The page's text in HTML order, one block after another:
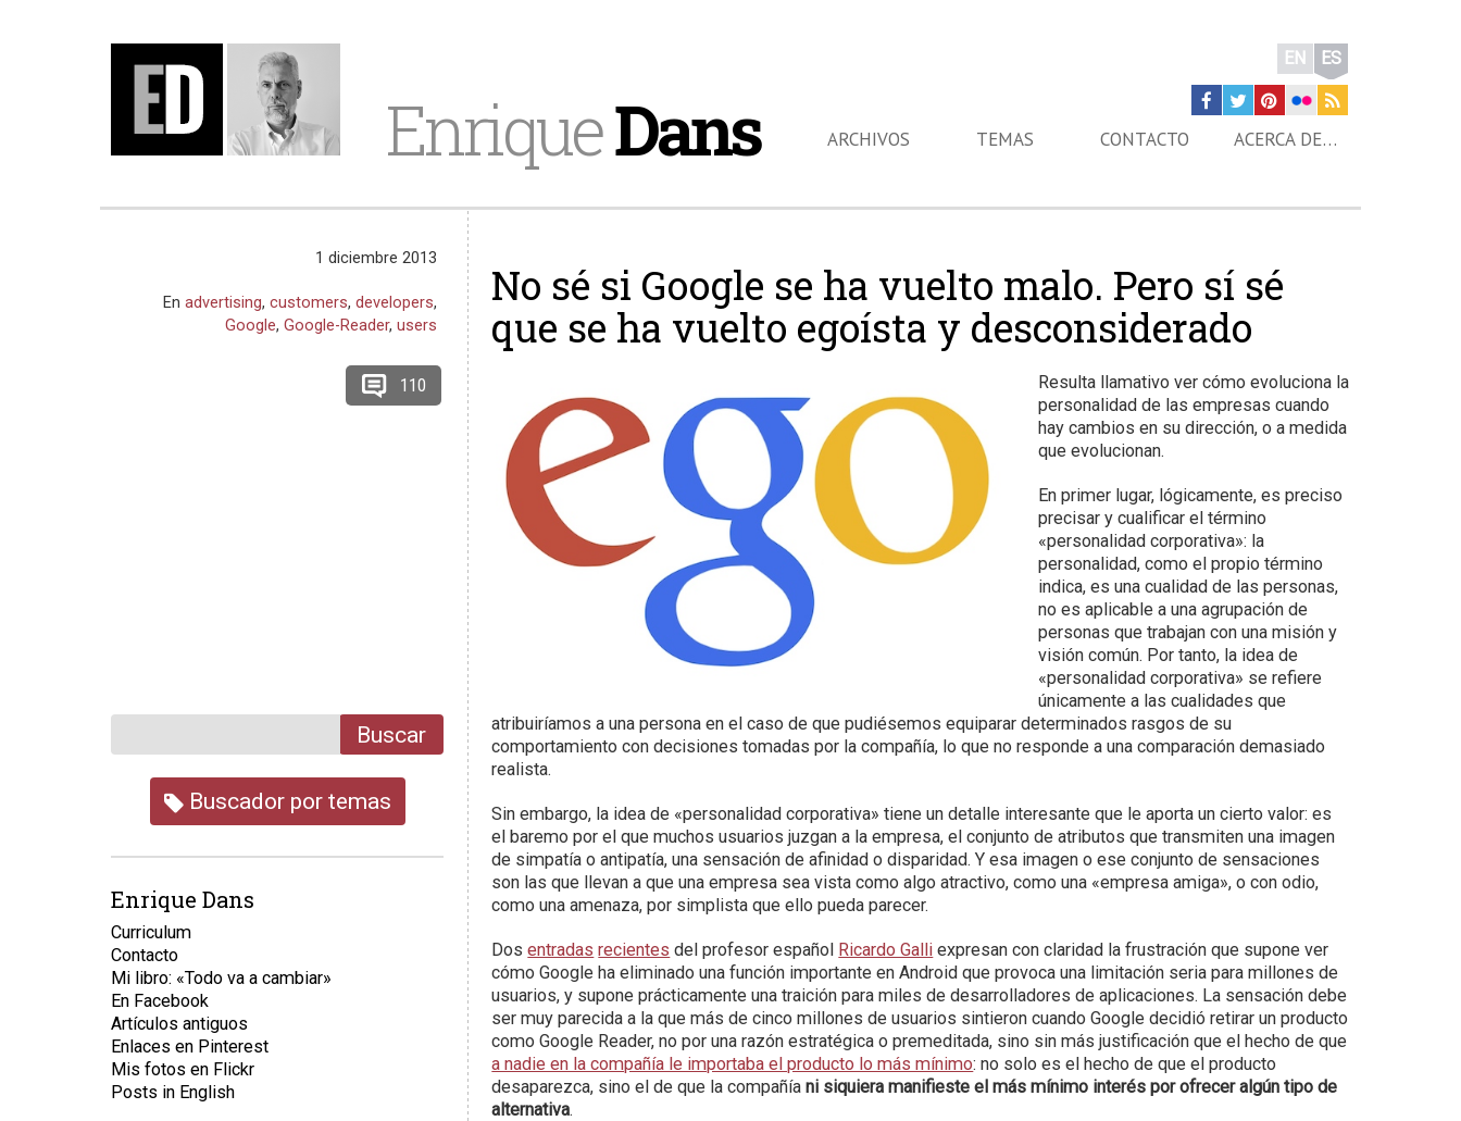
EnriqueDans
EN ES
ARCHIVOS TEMAS CONTACTO ACERCA DE…
No sé si Google se ha vuelto malo. Pero sí sé
que se ha vuelto egoísta y desconsiderado
Resulta llamativo ver cómo evoluciona la
personalidad de las empresas cuando
hay cambios en su dirección, o a medida
que evolucionan.
En primer lugar, lógicamente, es preciso
precisar y cualificar el término
«personalidad corporativa»: la
personalidad, como el propio término
indica, es una cualidad de las personas,
no es aplicable a una agrupación de
personas que trabajan con una misión y
visión común. Por tanto, la idea de
«personalidad corporativa» se refiere
únicamente a las cualidades que
atribuiríamos a una persona en el caso de que pudiésemos equiparar determinados rasgos de su
comportamiento con decisiones tomadas por la compañía, lo que no responde a una comparación demasiado
realista.
Sin embargo, la idea de «personalidad corporativa» tiene un detalle interesante que le aporta un cierto valor: es
el baremo por el que muchos usuarios juzgan a la empresa, el conjunto de atributos que transmiten una imagen
de simpatía o antipatía, una sensación de afinidad o disparidad. Y esa imagen o ese conjunto de sensaciones
son las que llevan a que una empresa sea vista como algo atractivo, como una «empresa amiga», o con odio,
como una amenaza, por simplista que ello pueda parecer.
Dosentradas recientes del profesor español Ricardo Galli expresan con claridad la frustración que supone ver
cómo Google ha eliminado una función importante en Android que provoca una limitación seria para millones de
usuarios, y supone prácticamente una traición para miles de desarrolladores de aplicaciones. La sensación debe
ser muy parecida a la que más de cinco millones de usuarios sintieron cuando Google decidió retirar un producto
como Google Reader, no por una razón estratégica o premeditada, sino sin más justificación que el hecho de que
a nadie en la compañía le importaba el producto lo más mínimo: no solo es el hecho de que el producto
desaparezca, sino el de que la compañíani siquiera manifieste el más mínimo interés por ofrecer algún tipo de
alternativa.
1 diciembre 2013
Enadvertising,customers,developers,
Google,Google-Reader,users
110
Buscar
Buscador por temas
Enrique Dans
Curriculum
Contacto
Mi libro: «Todo va a cambiar»
En Facebook
Artículos antiguos
Enlaces en Pinterest
Mis fotos en Flickr
Posts in English